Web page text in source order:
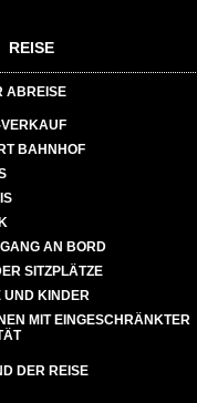
REISE
ABREISE
BAHNHOF
AN BORD
SITZPLÄTZE
UND KINDER
MIT EINGESCHRÄNKTER
DER REISE